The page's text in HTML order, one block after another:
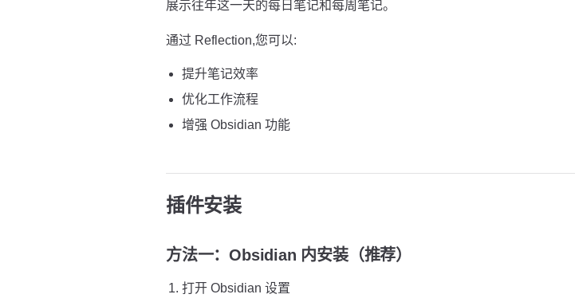
展示往年这一天的每日笔记和每周笔记。
通过 Reflection,您可以:
提升笔记效率
优化工作流程
增强 Obsidian 功能
插件安装
方法一：Obsidian 内安装（推荐）
打开 Obsidian 设置